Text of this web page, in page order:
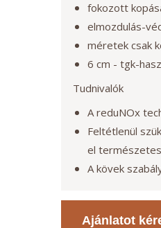
fokozott
elmozdulás-
méretek csak
6 cm - tgk-
Tudnivalók
A reduNOx
Feltétlenül
el
A kövek
Ajánlatot